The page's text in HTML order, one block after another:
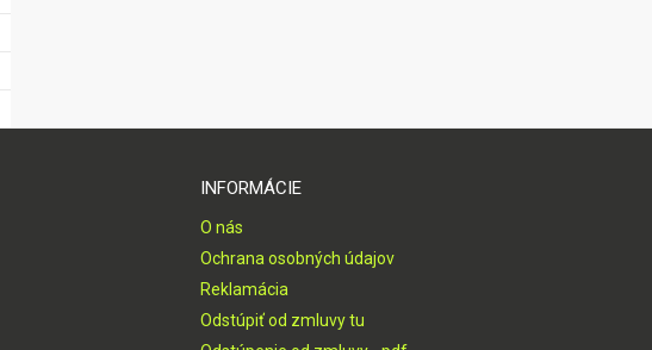
INFORMÁCIE
O nás
Ochrana osobných údajov
Reklamácia
Odstúpiť od zmluvy tu